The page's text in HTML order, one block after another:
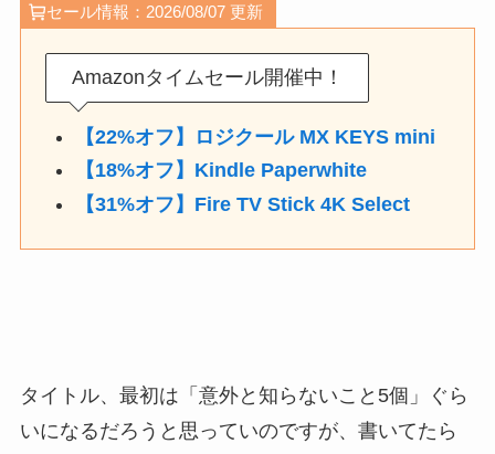
セール情報：2026/08/07 更新
Amazonタイムセール開催中！
【22%オフ】ロジクール MX KEYS mini
【18%オフ】Kindle Paperwhite
【31%オフ】Fire TV Stick 4K Select
タイトル、最初は「意外と知らないこと5個」ぐら
いになるだろうと思っていのですが、書いてたら